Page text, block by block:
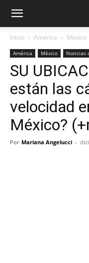
Inicio América México
América México Noticias
SU
están las
velocidad
México?
Por Mariana Angelucci -